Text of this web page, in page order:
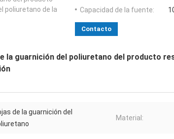
poliuretano de la
Capacidad de la fuente:
Contacto
la guarnición del poliuretano del producto
de la guarnición del
Material: